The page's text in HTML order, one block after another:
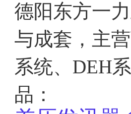
德阳东方一
与成套，主
系统、DEH
品：